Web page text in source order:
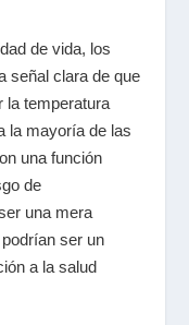
de vida, los
señal clara de que
la temperatura
la mayoría de las
una función
de
una mera
ser un
a la salud